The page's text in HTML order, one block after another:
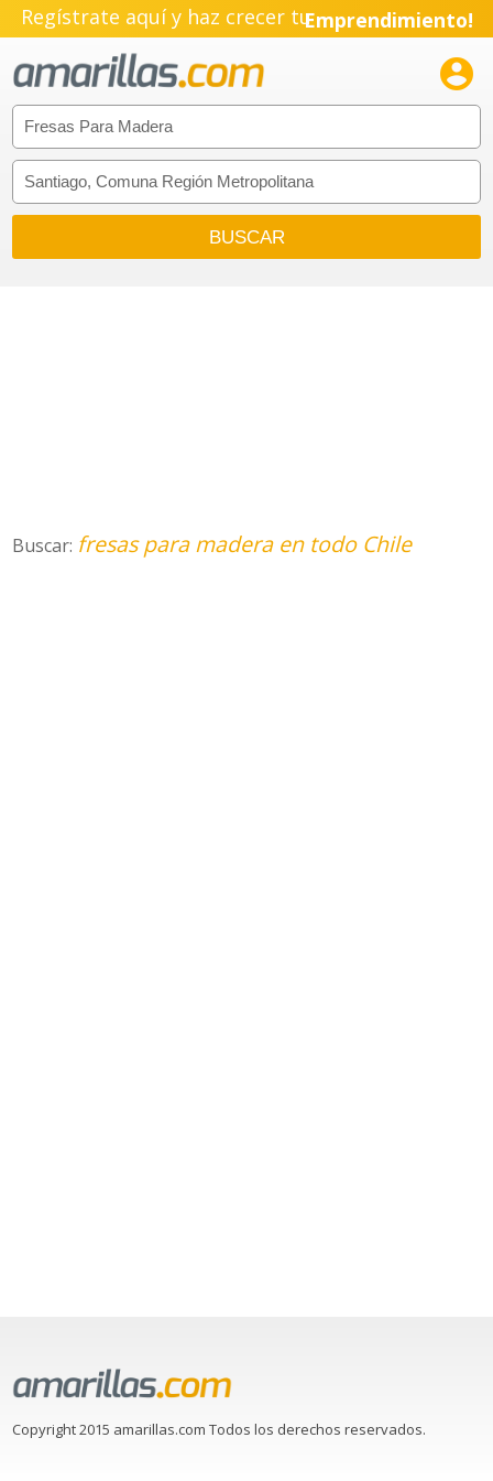
Regístrate aquí y haz crecer tuEmprendimiento!

Buscar: fresas para madera en todo Chile
Copyright 2015 amarillas.com Todos los derechos reservados.